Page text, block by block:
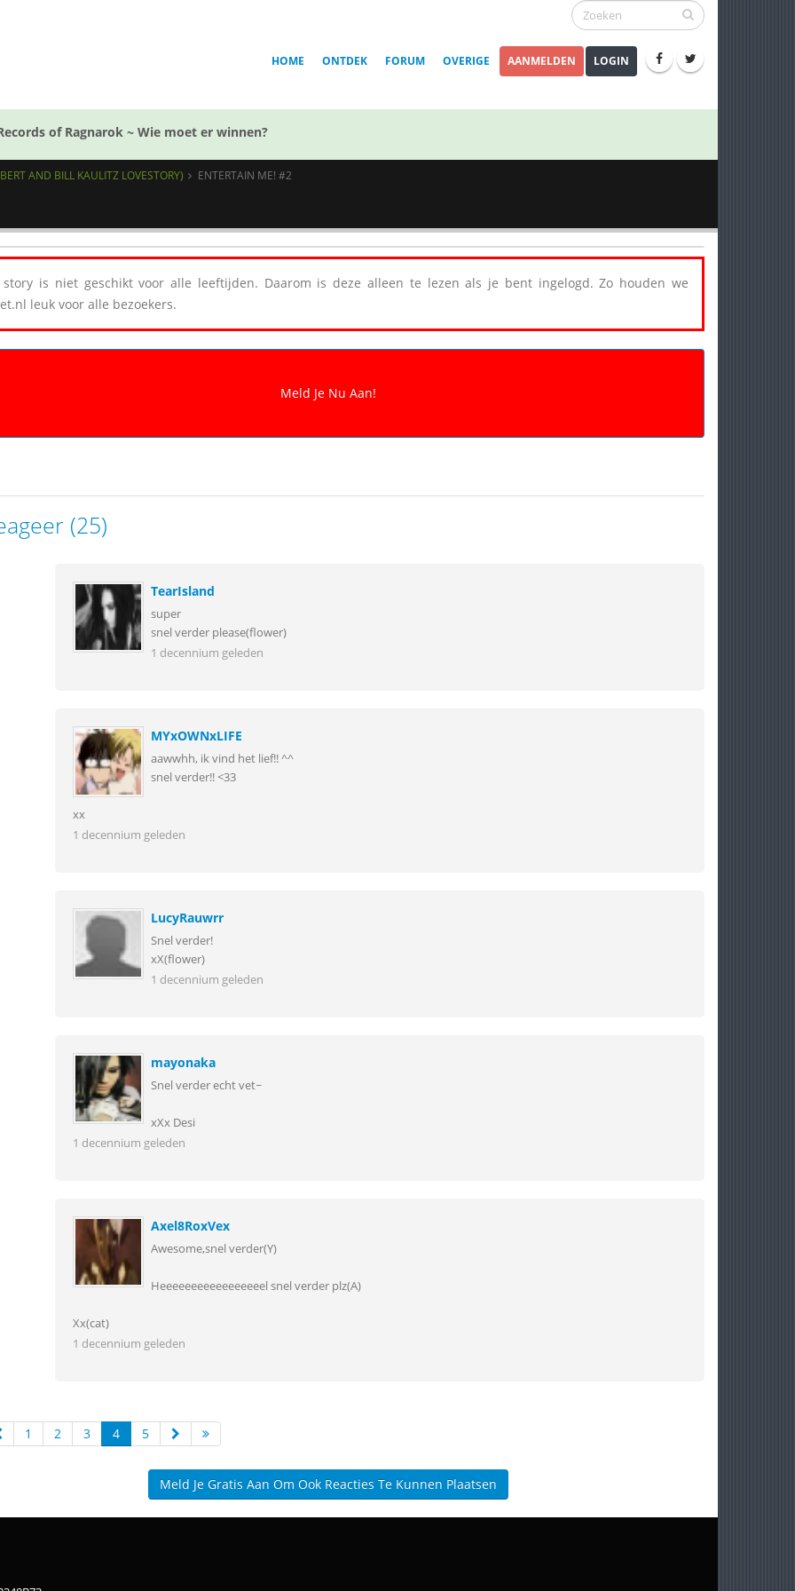
HOME ONTDEK FORUM OVERIGE AANMELDEN LOGIN
of Ragnarok ~ Wie moet er winnen?
AND BILL KAULITZ LOVESTORY) ENTERTAIN ME! #2
story is niet geschikt voor alle leeftijden. Daarom is deze alleen te lezen als je bent ingelogd. Zo houden we
leuk voor alle bezoekers.
(25)
TearIsland
super
snel verder please(flower)
1 decennium geleden
MYxOWNxLIFE
aawwhh, ik vind het lief!! ^^
snel verder!! <33
xx
1 decennium geleden
LucyRauwrr
Snel verder!
xX(flower)
1 decennium geleden
mayonaka
Snel verder echt vet~
xXx Desi
1 decennium geleden
Axel8RoxVex
Awesome,snel verder(Y)
Heeeeeeeeeeeeeeeeel snel verder plz(A)
Xx(cat)
1 decennium geleden
1 2 3 4 5
Meld Je Gratis Aan Om Ook Reacties Te Kunnen Plaatsen